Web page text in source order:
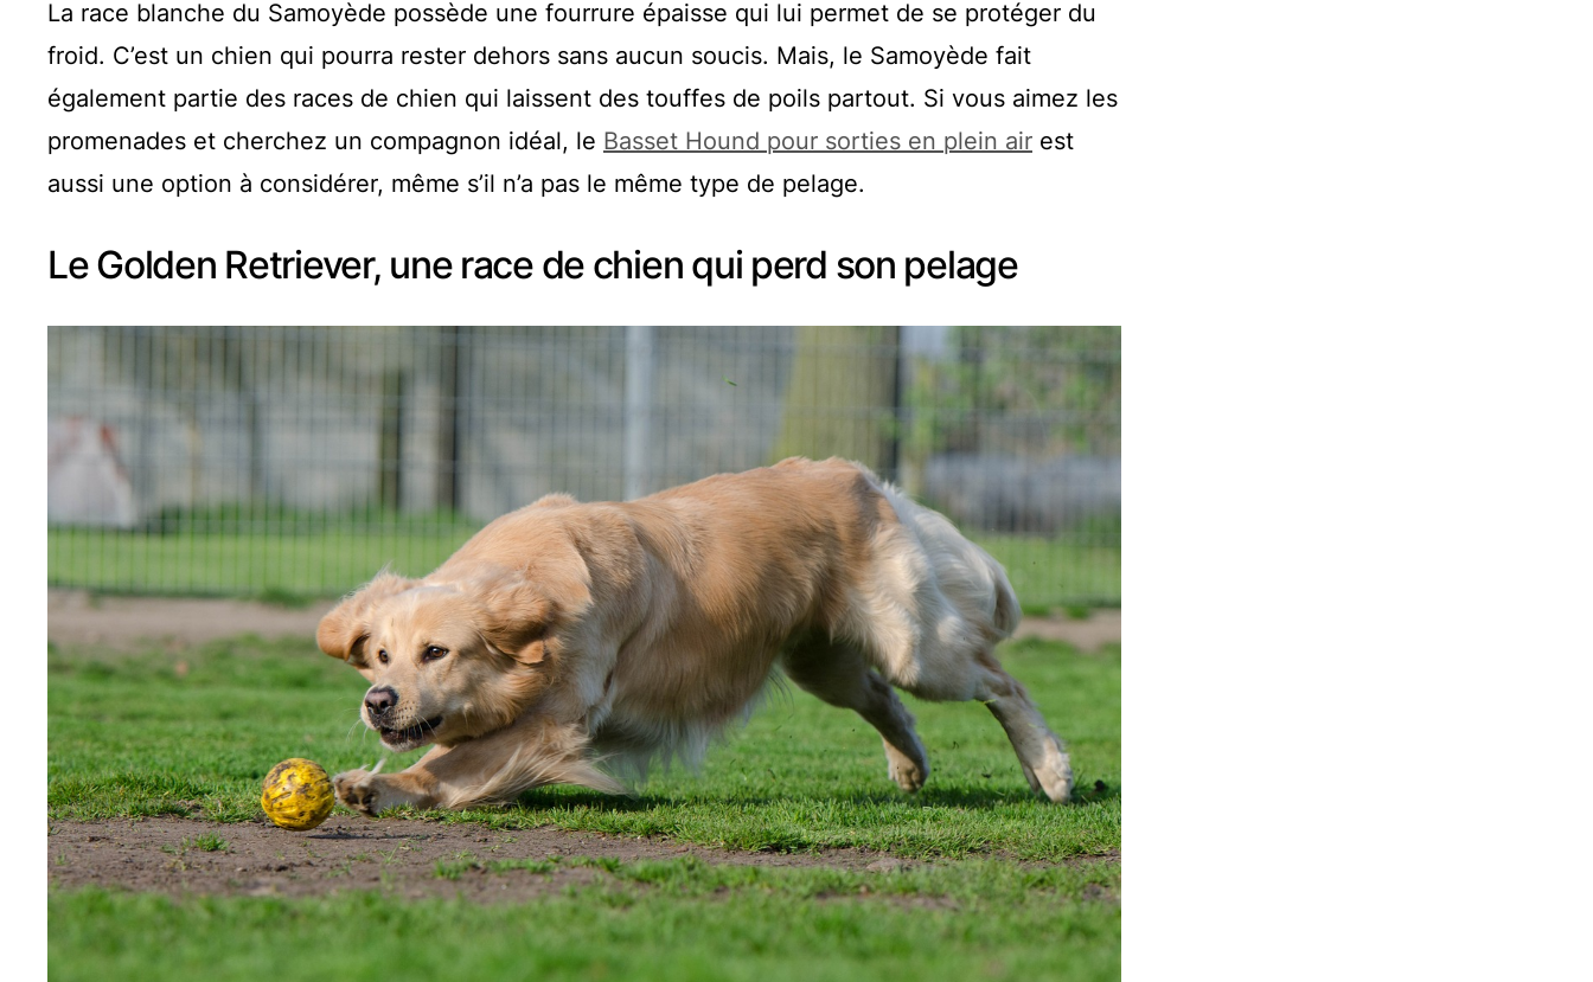
La race blanche du Samoyède possède une fourrure épaisse qui lui permet de se protéger du
froid. C’est un chien qui pourra rester dehors sans aucun soucis. Mais, le Samoyède fait
également partie des races de chien qui laissent des touffes de poils partout. Si vous aimez les
promenades et cherchez un compagnon idéal, le Basset Hound pour sorties en plein air est
aussi une option à considérer, même s’il n’a pas le même type de pelage.
Le Golden Retriever, une race de chien qui perd son pelage